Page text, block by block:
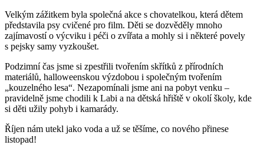
Velkým zážitkem byla společná akce s chovatelkou, která dětem
představila psy cvičené pro film. Děti se dozvěděly mnoho
zajímavostí o výcviku i péči o zvířata a mohly si i některé povely
s pejsky samy vyzkoušet.
Podzimní čas jsme si zpestřili tvořením skřítků z přírodních
materiálů, halloweenskou výzdobou i společným tvořením
„kouzelného lesa“. Nezapomínali jsme ani na pobyt venku –
pravidelně jsme chodili k Labi a na dětská hřiště v okolí školy, kde
si děti užily pohyb i kamarády.
Říjen nám utekl jako voda a už se těšíme, co nového přinese
listopad!